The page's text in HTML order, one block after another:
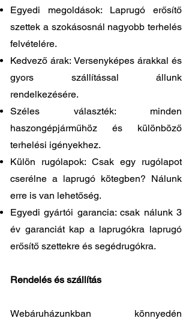
Egyedi megoldások: Laprugó erősítő
szettek a szokásosnál nagyobb terhelés
felvételére.
Kedvező árak: Versenyképes árakkal és
gyors szállítással állunk
rendelkezésére.
Széles választék: minden
haszongépjárműhöz és különböző
terhelési igényekhez.
Külön rugólapok: Csak egy rugólapot
cserélne a laprugó kötegben? Nálunk
erre is van lehetőség.
Egyedi gyártói garancia: csak nálunk 3
év garanciát kap a laprugókra laprugó
erősítő szettekre és segédrugókra.
Rendelés és szállítás
Webáruházunkban könnyedén